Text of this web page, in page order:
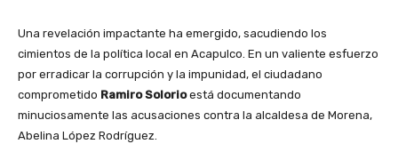
Una revelación impactante ha emergido, sacudiendo los
cimientos de la política local en Acapulco. En un valiente esfuerzo
por erradicar la corrupción y la impunidad, el ciudadano
comprometido Ramiro Solorioestá documentando
minuciosamente las acusaciones contra la alcaldesa de Morena,
Abelina López Rodríguez.